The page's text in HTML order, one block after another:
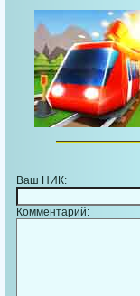
Ваш НИК:
Комментарий: